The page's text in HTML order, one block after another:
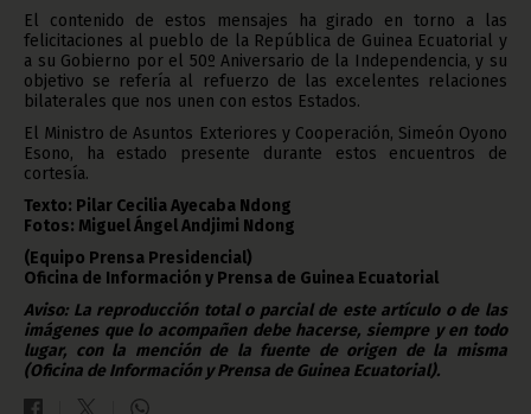
El contenido de estos mensajes ha girado en torno a las
felicitaciones al pueblo de la República de Guinea Ecuatorial y
a su Gobierno por el 50º Aniversario de la Independencia, y su
objetivo se refería al refuerzo de las excelentes relaciones
bilaterales que nos unen con estos Estados.
El Ministro de Asuntos Exteriores y Cooperación, Simeón Oyono
Esono, ha estado presente durante estos encuentros de
cortesía.
Texto: Pilar Cecilia Ayecaba Ndong
Fotos: Miguel Ángel Andjimi Ndong
(Equipo Prensa Presidencial)
Oficina de Información y Prensa de Guinea Ecuatorial
Aviso: La reproducción total o parcial de este artículo o de las
imágenes que lo acompañen debe hacerse, siempre y en todo
lugar, con la mención de la fuente de origen de la misma
(Oficina de Información y Prensa de Guinea Ecuatorial).